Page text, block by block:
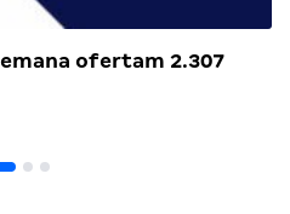
ofertam 2.307